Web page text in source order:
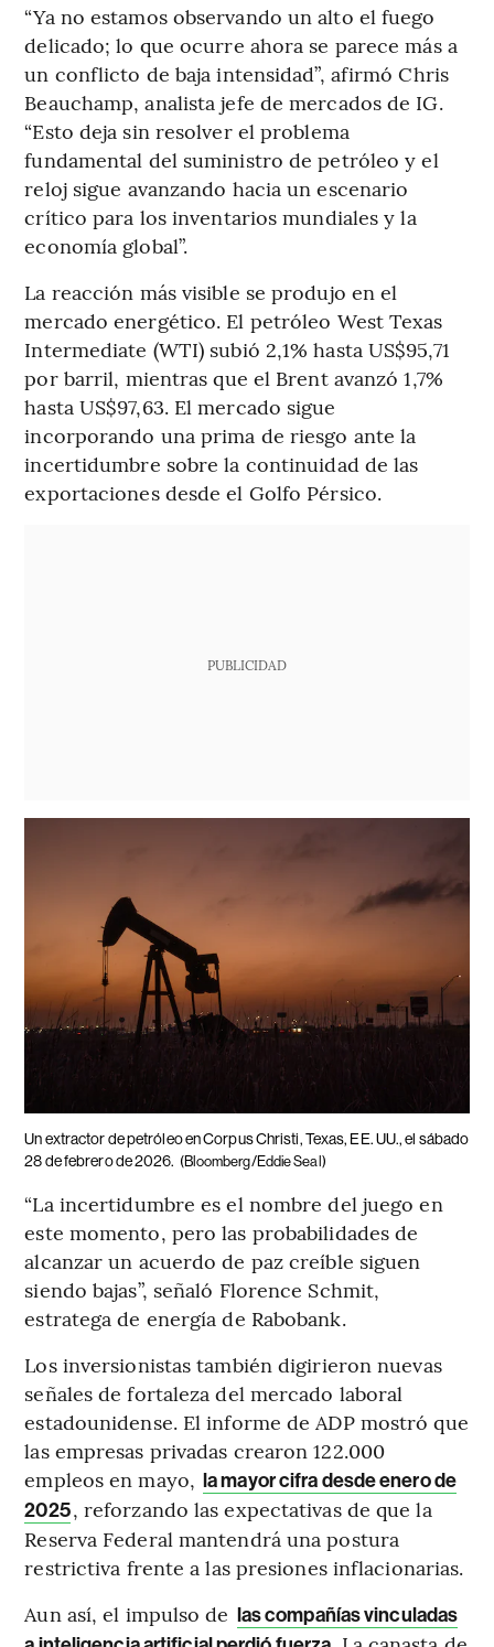
“Ya no estamos observando un alto el fuego
delicado; lo que ocurre ahora se parece más a
un conflicto de baja intensidad”, afirmó Chris
Beauchamp, analista jefe de mercados de IG.
“Esto deja sin resolver el problema
fundamental del suministro de petróleo y el
reloj sigue avanzando hacia un escenario
crítico para los inventarios mundiales y la
economía global”.
La reacción más visible se produjo en el
mercado energético. El petróleo West Texas
Intermediate (WTI) subió 2,1% hasta US$95,71
por barril, mientras que el Brent avanzó 1,7%
hasta US$97,63. El mercado sigue
incorporando una prima de riesgo ante la
incertidumbre sobre la continuidad de las
exportaciones desde el Golfo Pérsico.
PUBLICIDAD
Un extractor de petróleo en Corpus Christi, Texas, EE. UU., el sábado
28 de febrero de 2026. (Bloomberg/Eddie Seal)
“La incertidumbre es el nombre del juego en
este momento, pero las probabilidades de
alcanzar un acuerdo de paz creíble siguen
siendo bajas”, señaló Florence Schmit,
estratega de energía de Rabobank.
Los inversionistas también digirieron nuevas
señales de fortaleza del mercado laboral
estadounidense. El informe de ADP mostró que
las empresas privadas crearon 122.000
empleos en mayo, la mayor cifra desde enero de
2025, reforzando las expectativas de que la
Reserva Federal mantendrá una postura
restrictiva frente a las presiones inflacionarias.
Aun así, el impulso de las compañías vinculadas